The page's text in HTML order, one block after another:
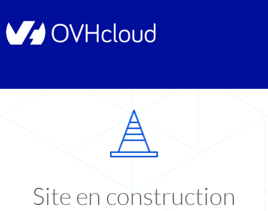
Site en construction